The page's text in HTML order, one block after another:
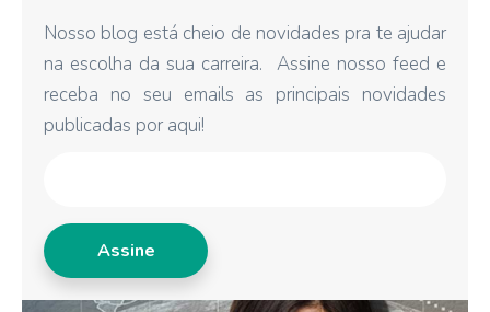
Nosso blog está cheio de novidades pra te ajudar
na escolha da sua carreira. Assine nosso feed e
receba no seu emails as principais novidades
publicadas por aqui!